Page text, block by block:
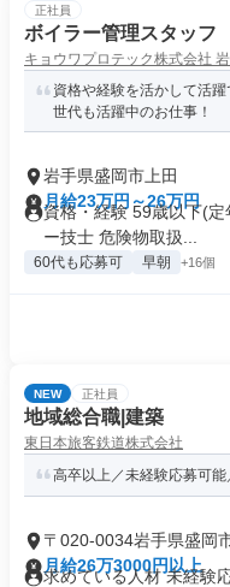
正社員
ボイラー管理スタッフ
キョウワプロテック株式会社
資格や経験を活かして活
世代も活躍中のお仕事！
岩手県盛岡市上田
月給23万円～26万円
資格・経験 59歳以下(
ー技士 危険物取扱...
60代も応募可 早朝 +16個
NEW 正社員
地域総合職|建築
東日本旅客鉄道株式会社
高卒以上／未経験応募可
〒020-0034岩手県盛岡
月給26万3000円以上
求めている人材 未経験